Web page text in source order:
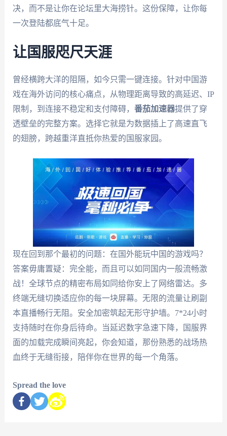
决，而不是让你在论坛里大海捞针。这份保障，让你每
一次登陆都底气十足。
让国服咫尺天涯
曾经横跨大洋的阻隔，如今只需一键连接。针对中国游
戏在海外访问的核心痛点，从物理距离导致的高延迟、IP
限制，到连接不稳定和支付障碍， 番茄加速器提供了穿
透壁垒的完整方案。选择它就是为数据插上了高速直飞
的翅膀，跨越重洋直抵你热爱的国服家园。
现在回到那个最初的问题：在国外能玩中国的游戏吗？
答案毋庸置疑：完全能，而且可以如同国内一般流畅激
战！全球节点的精密布局如同给你安上了网络雷达。多
终端无缝切换适应你的每一块屏幕。无限的流量让刷副
本直播畅行无阻。安全加密筑起无形守护墙。7*24小时
支持随时在你身后待命。当延迟数字急速下降，国服界
面的加载完成瞬间亮起，你会知道，那份熟悉的战场热
血终于无缝衔接，陪伴你在世界的每一个角落。
Spread the love